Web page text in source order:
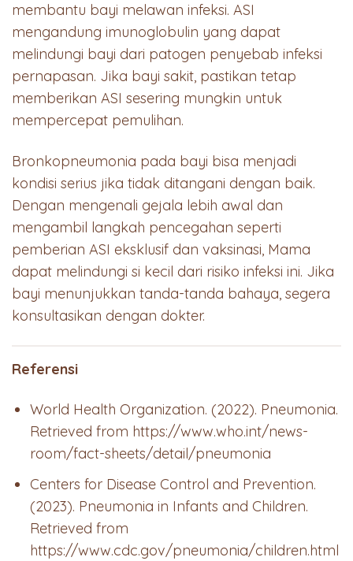
membantu bayi melawan infeksi. ASI
mengandung imunoglobulin yang dapat
melindungi bayi dari patogen penyebab infeksi
pernapasan. Jika bayi sakit, pastikan tetap
memberikan ASI sesering mungkin untuk
mempercepat pemulihan.
Bronkopneumonia pada bayi bisa menjadi
kondisi serius jika tidak ditangani dengan baik.
Dengan mengenali gejala lebih awal dan
mengambil langkah pencegahan seperti
pemberian ASI eksklusif dan vaksinasi, Mama
dapat melindungi si kecil dari risiko infeksi ini. Jika
bayi menunjukkan tanda-tanda bahaya, segera
konsultasikan dengan dokter.
Referensi
World Health Organization. (2022). Pneumonia.
Retrieved from https://www.who.int/news-
room/fact-sheets/detail/pneumonia
Centers for Disease Control and Prevention.
(2023). Pneumonia in Infants and Children.
Retrieved from
https://www.cdc.gov/pneumonia/children.html